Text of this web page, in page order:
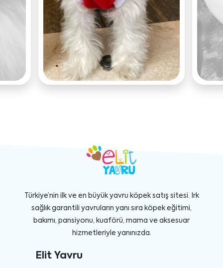
Türkiye’nin ilk ve en büyük yavru köpek satış sitesi. Irk
sağlık garantili yavruların yanı sıra köpek eğitimi,
bakımı, pansiyonu, kuaförü, mama ve aksesuar
hizmetleriyle yanınızda.
Elit Yavru